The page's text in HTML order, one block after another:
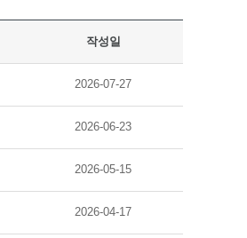
작성일
2026-07-27
2026-06-23
2026-05-15
2026-04-17